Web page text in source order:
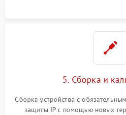
5. Сборка и
Сборка устройства с
защиты IP с помощью новых